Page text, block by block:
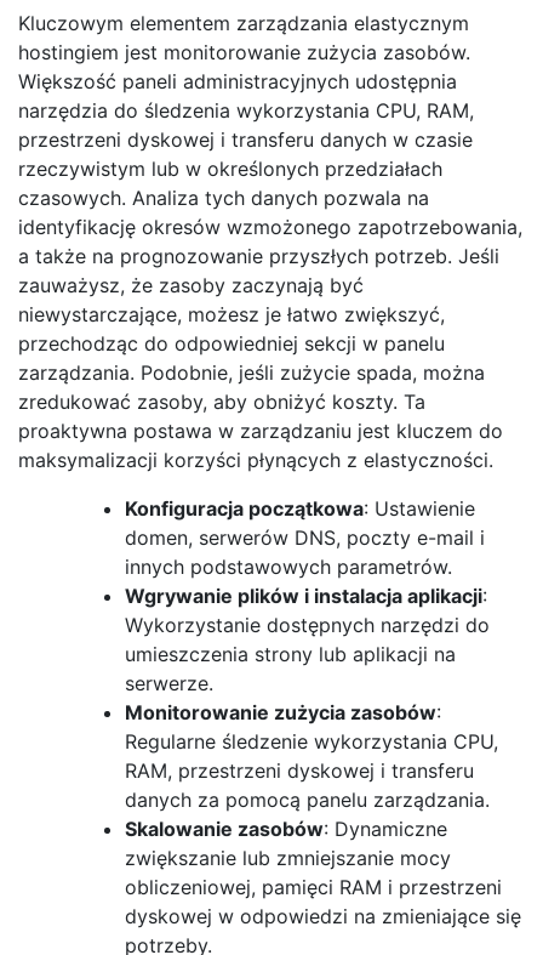
Kluczowym elementem zarządzania elastycznym
hostingiem jest monitorowanie zużycia zasobów.
Większość paneli administracyjnych udostępnia
narzędzia do śledzenia wykorzystania CPU, RAM,
przestrzeni dyskowej i transferu danych w czasie
rzeczywistym lub w określonych przedziałach
czasowych. Analiza tych danych pozwala na
identyfikację okresów wzmożonego zapotrzebowania,
a także na prognozowanie przyszłych potrzeb. Jeśli
zauważysz, że zasoby zaczynają być
niewystarczające, możesz je łatwo zwiększyć,
przechodząc do odpowiedniej sekcji w panelu
zarządzania. Podobnie, jeśli zużycie spada, można
zredukować zasoby, aby obniżyć koszty. Ta
proaktywna postawa w zarządzaniu jest kluczem do
maksymalizacji korzyści płynących z elastyczności.
Konfiguracja początkowa: Ustawienie
domen, serwerów DNS, poczty e-mail i
innych podstawowych parametrów.
Wgrywanie plików i instalacja aplikacji:
Wykorzystanie dostępnych narzędzi do
umieszczenia strony lub aplikacji na
serwerze.
Monitorowanie zużycia zasobów:
Regularne śledzenie wykorzystania CPU,
RAM, przestrzeni dyskowej i transferu
danych za pomocą panelu zarządzania.
Skalowanie zasobów: Dynamiczne
zwiększanie lub zmniejszanie mocy
obliczeniowej, pamięci RAM i przestrzeni
dyskowej w odpowiedzi na zmieniające się
potrzeby.